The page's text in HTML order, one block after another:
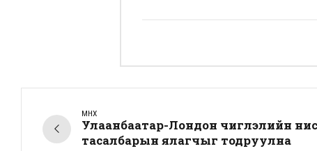
ӨМНӨХ
Улаанбаатар-Лондон чиглэлийн
тасалбарын ялагчыг тодруулна